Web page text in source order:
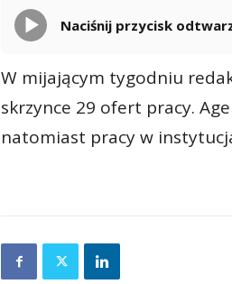
Naciśnij przycisk
W mijającym tygodniu
skrzynce 29 ofert pracy.
natomiast pracy w